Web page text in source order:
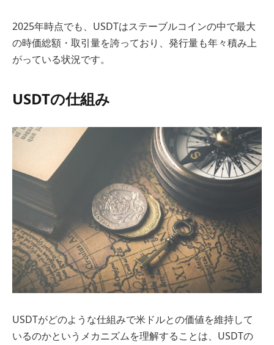
2025年時点でも、USDTはステーブルコインの中で最大
の時価総額・取引量を誇っており、発行量も年々積み上
がっている状況です。
USDTの仕組み
USDTがどのような仕組みで米ドルとの価値を維持して
いるのかというメカニズムを理解することは、USDTの